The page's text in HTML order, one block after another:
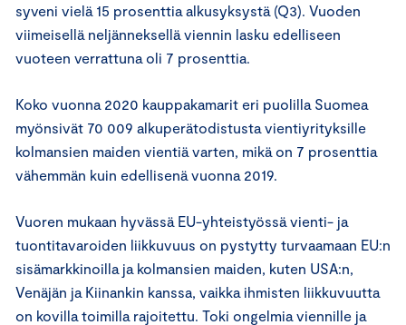
syveni vielä 15 prosenttia alkusyksystä (Q3). Vuoden
viimeisellä neljänneksellä viennin lasku edelliseen
vuoteen verrattuna oli 7 prosenttia.
Koko vuonna 2020 kauppakamarit eri puolilla Suomea
myönsivät 70 009 alkuperätodistusta vientiyrityksille
kolmansien maiden vientiä varten, mikä on 7 prosenttia
vähemmän kuin edellisenä vuonna 2019.
Vuoren mukaan hyvässä EU-yhteistyössä vienti- ja
tuontitavaroiden liikkuvuus on pystytty turvaamaan EU:n
sisämarkkinoilla ja kolmansien maiden, kuten USA:n,
Venäjän ja Kiinankin kanssa, vaikka ihmisten liikkuvuutta
on kovilla toimilla rajoitettu. Toki ongelmia viennille ja